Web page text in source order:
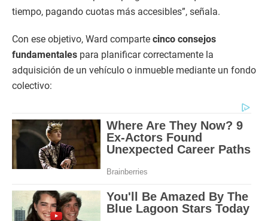
tiempo, pagando cuotas más accesibles”, señala.
Con ese objetivo, Ward comparte cinco consejos
fundamentales para planificar correctamente la
adquisición de un vehículo o inmueble mediante un fondo
colectivo: